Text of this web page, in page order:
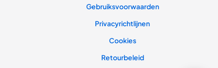
Gebruiksvoorwaarden
Privacyrichtlijnen
Cookies
Retourbeleid